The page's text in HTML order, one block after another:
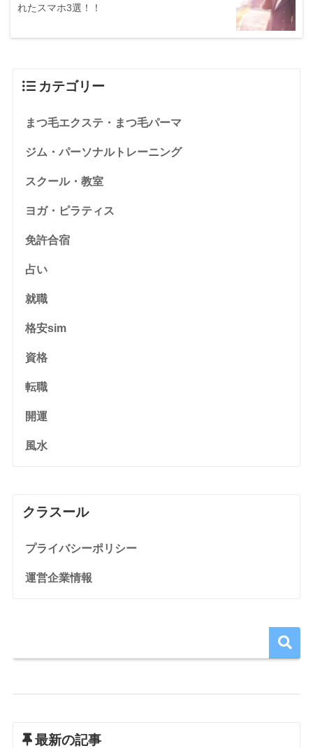
れたスマホ3選！！
カテゴリー
まつ毛エクステ・まつ毛パーマ
ジム・パーソナルトレーニング
スクール・教室
ヨガ・ピラティス
免許合宿
占い
就職
格安sim
資格
転職
開運
風水
クラスール
プライバシーポリシー
運営企業情報
最新の記事